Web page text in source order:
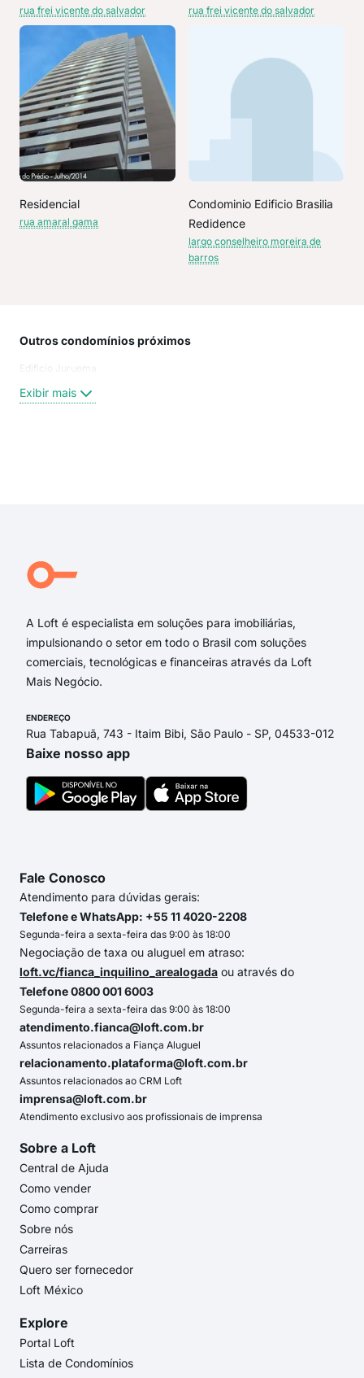
rua frei vicente do salvador rua frei vicente do salvador
Residencial
rua amaral gama
Condominio Edificio Brasilia
Redidence
largo conselheiro moreira de
barros
Outros condomínios próximos
Edificio Juruema
Exibir mais
A Loft é especialista em soluções para imobiliárias,
impulsionando o setor em todo o Brasil com soluções
comerciais, tecnológicas e financeiras através da Loft
Mais Negócio.
ENDEREÇO
Rua Tabapuã, 743 - Itaim Bibi, São Paulo - SP, 04533-012
Baixe nosso app
Fale Conosco
Atendimento para dúvidas gerais:
Telefone e WhatsApp: +55 11 4020-2208
Segunda-feira a sexta-feira das 9:00 às 18:00
Negociação de taxa ou aluguel em atraso:
loft.vc/fianca_inquilino_arealogada ou através do
Telefone 0800 001 6003
Segunda-feira a sexta-feira das 9:00 às 18:00
atendimento.fianca@loft.com.br
Assuntos relacionados a Fiança Aluguel
relacionamento.plataforma@loft.com.br
Assuntos relacionados ao CRM Loft
imprensa@loft.com.br
Atendimento exclusivo aos profissionais de imprensa
Sobre a Loft
Central de Ajuda
Como vender
Como comprar
Sobre nós
Carreiras
Quero ser fornecedor
Loft México
Explore
Portal Loft
Lista de Condomínios